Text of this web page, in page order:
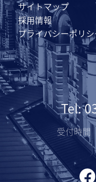
サイトマップ
採用情報
プライバシーポリ
Tel:
受付時間